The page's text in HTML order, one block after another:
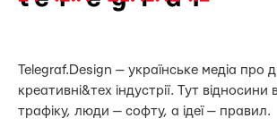
Telegraf.Design — українське медіа про
креативні&тех індустрії. Тут
трафіку, люди — софту, а ідеї — правил.